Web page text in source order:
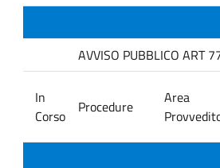
AVVISO PUBBLICO ART
In
Corso
Procedure
Area